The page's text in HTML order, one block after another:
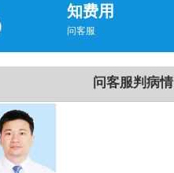
知费用
问客服
问客服判病情